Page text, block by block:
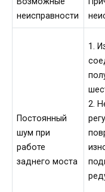
неисправности
Постоянный
шум при
работе
заднего моста
1.
2.